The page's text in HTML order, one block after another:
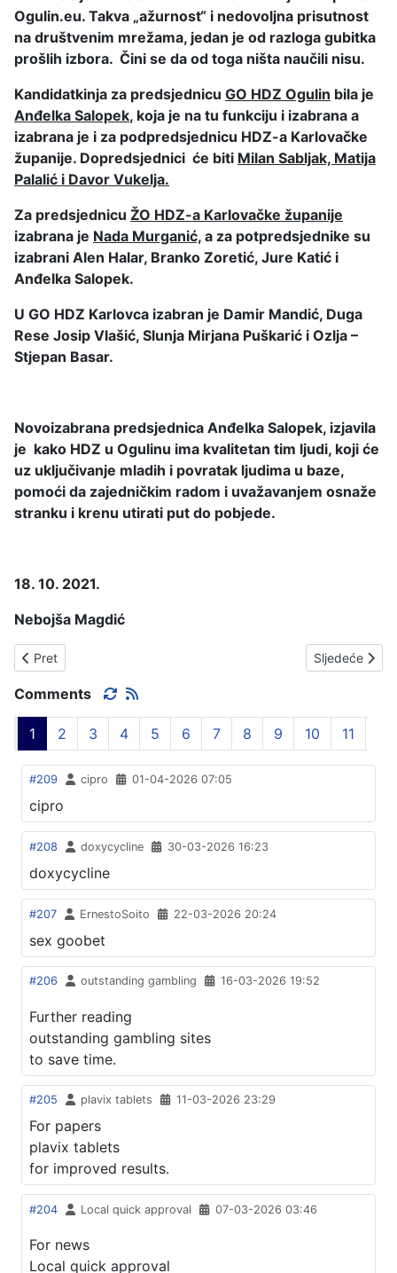
Ogulin.eu. Takva „ažurnost“ i nedovoljna prisutnost
na društvenim mrežama, jedan je od razloga gubitka
prošlih izbora. Čini se da od toga ništa naučili nisu.
Kandidatkinja za predsjednicu GO HDZ Ogulin bila je
Anđelka Salopek, koja je na tu funkciju i izabrana a
izabrana je i za podpredsjednicu HDZ-a Karlovačke
županije. Dopredsjednici će biti Milan Sabljak, Matija
Palalić i Davor Vukelja.
Za predsjednicu ŽO HDZ-a Karlovačke županije
izabrana je Nada Murganić, a za potpredsjednike su
izabrani Alen Halar, Branko Zoretić, Jure Katić i
Anđelka Salopek.
U GO HDZ Karlovca izabran je Damir Mandić, Duga
Rese Josip Vlašić, Slunja Mirjana Puškarić i Ozlja –
Stjepan Basar.
Novoizabrana predsjednica Anđelka Salopek, izjavila
je kako HDZ u Ogulinu ima kvalitetan tim ljudi, koji će
uz uključivanje mladih i povratak ljudima u baze,
pomoći da zajedničkim radom i uvažavanjem osnaže
stranku i krenu utirati put do pobjede.
18. 10. 2021.
Nebojša Magdić
Prethodni članak: HOĆE LI SE RUŠITI MOST U LOMOSTU ?
Pret Sljedeći
Sljedeće
Comments
1 2 3 4 5 6 7 8 9 10 11
#209 cipro 01-04-2026 07:05
cipro
#208 doxycycline 30-03-2026 16:23
doxycycline
#207 ErnestoSoito 22-03-2026 20:24
sex goobet
#206 outstanding gambling 16-03-2026 19:52
Further reading
outstanding gambling sites
to save time.
#205 plavix tablets 11-03-2026 23:29
For papers
plavix tablets
for improved results.
#204 Local quick approval 07-03-2026 03:46
For news
Local quick approval